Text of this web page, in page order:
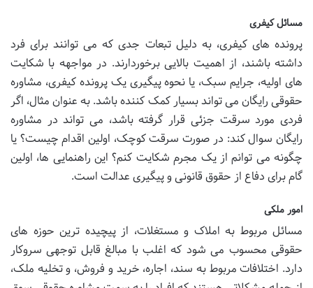
مسائل کیفری
پرونده های کیفری، به دلیل تبعات جدی که می توانند برای فرد
داشته باشند، از اهمیت بالایی برخوردارند. در مواجهه با شکایت
های اولیه، جرایم سبک، یا نحوه پیگیری یک پرونده کیفری، مشاوره
حقوقی رایگان می تواند بسیار کمک کننده باشد. به عنوان مثال، اگر
فردی مورد سرقت جزئی قرار گرفته باشد، می تواند در مشاوره
رایگان سوال کند: در صورت سرقت کوچک، اولین اقدام چیست؟ یا
چگونه می توانم از یک مجرم شکایت کنم؟ این راهنمایی ها، اولین
گام برای دفاع از حقوق قانونی و پیگیری عدالت است.
امور ملکی
مسائل مربوط به املاک و مستغلات، از پیچیده ترین حوزه های
حقوقی محسوب می شود که اغلب با مبالغ قابل توجهی سروکار
دارد. اختلافات مربوط به سند، اجاره، خرید و فروش، و تخلیه ملک،